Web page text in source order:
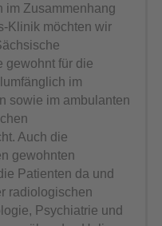
im Zusammenhang
Klinik möchten wir
gewohnt für die
im
sowie im ambulanten
Auch die
gewohnten
Patienten da und
radiologischen
Psychiatrie und